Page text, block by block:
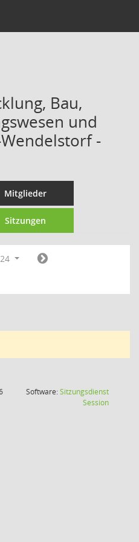
Bau,
und
-
Mitglieder
Sitzungen
Software:Sitzungsdienst
Session(Wird in